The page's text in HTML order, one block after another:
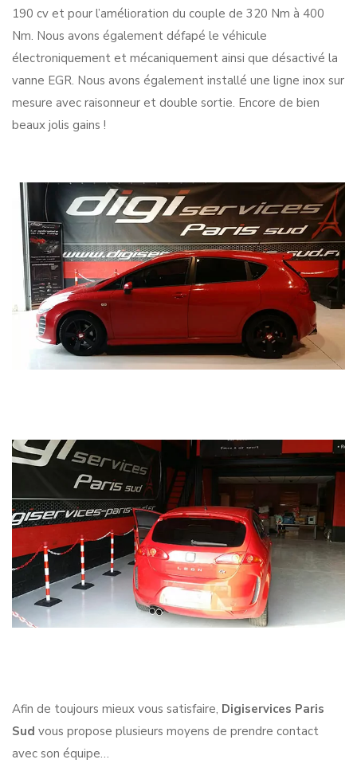
190 cv et pour l’amélioration du couple de 320 Nm à 400
Nm. Nous avons également défapé le véhicule
électroniquement et mécaniquement ainsi que désactivé la
vanne EGR. Nous avons également installé une ligne inox sur
mesure avec raisonneur et double sortie. Encore de bien
beaux jolis gains !
Afin de toujours mieux vous satisfaire, Digiservices Paris
Sud vous propose plusieurs moyens de prendre contact
avec son équipe…